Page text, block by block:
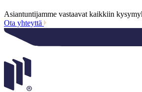
Asiantuntijamme vastaavat kaikkiin
Ota yhteyttä